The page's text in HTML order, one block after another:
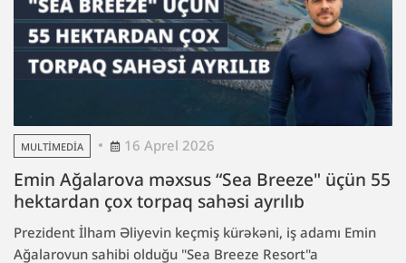
MULTIMEDIA 16 Aprel 2026
Emin Ağalarova məxsus “Sea Breeze" üçün 55
hektardan çox torpaq sahəsi ayrılıb
Prezident İlham Əliyevin keçmiş kürəkəni, iş adamı Emin
Ağalarovun sahibi olduğu "Sea Breeze Resort"a